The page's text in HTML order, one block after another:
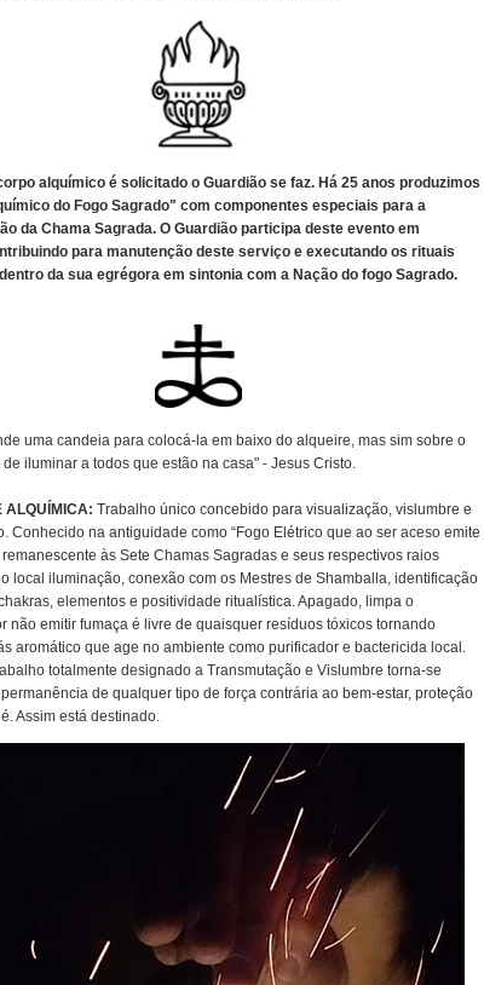
alquímico é solicitado o Guardião se faz. Há 25 anos produzimos
do Fogo Sagrado" com componentes especiais para a
da Chama Sagrada. O Guardião participa deste evento em
para manutenção deste serviço e executando os rituais
da sua egrégora em sintonia com a Nação do fogo Sagrado.
uma candeia para colocá-la em baixo do alqueire, mas sim sobre o
iluminar a todos que estão na casa" - Jesus Cristo.
ALQUÍMICA: Trabalho único concebido para visualização, vislumbre e
Conhecido na antiguidade como “Fogo Elétrico que ao ser aceso emite
às Sete Chamas Sagradas e seus respectivos raios
local iluminação, conexão com os Mestres de Shamballa, identificação
elementos e positividade ritualística. Apagado, limpa o
não emitir fumaça é livre de quaisquer resíduos tóxicos tornando
aromático que age no ambiente como purificador e bactericida local.
totalmente designado a Transmutação e Vislumbre torna-se
de qualquer tipo de força contrária ao bem-estar, proteção
Assim está destinado.